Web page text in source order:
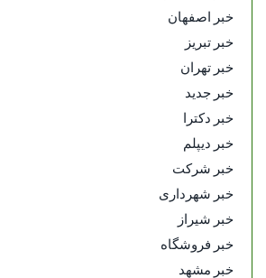
خبر اصفهان
خبر تبریز
خبر تهران
خبر جدید
خبر دکترا
خبر دیپلم
خبر شرکت
خبر شهرداری
خبر شیراز
خبر فروشگاه
خبر مشهد